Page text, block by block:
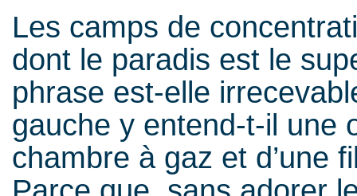
Les camps de
dont le paradis est le
phrase est-elle
gauche y entend-t-il une
chambre à gaz et d’une